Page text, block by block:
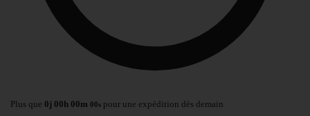
Plus que 0j 00h 00m 00s pour une expédition dès demain